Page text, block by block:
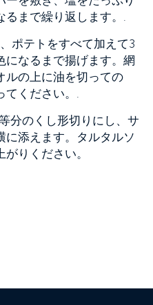
るまで繰り返します。.
ポテトをすべて加えて3
になるまで揚げます。網
ルの上に油を切っての
てください。.
分のくし形切りにし、サ
に添えます。タルタルソ
りください。